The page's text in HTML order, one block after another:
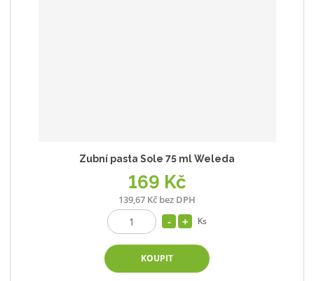
Zubní pasta Sole 75 ml Weleda
169 Kč
139,67 Kč bez DPH
Ks
KOUPIT